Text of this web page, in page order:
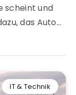
scheint und
das Auto…
IT & Technik